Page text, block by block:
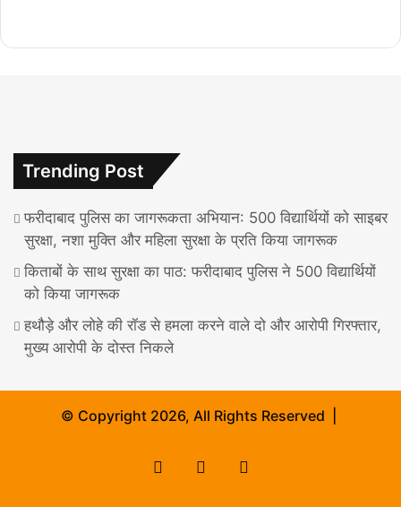
Trending Post
फरीदाबाद पुलिस का जागरूकता अभियान: 500 विद्यार्थियों को साइबर
सुरक्षा, नशा मुक्ति और महिला सुरक्षा के प्रति किया जागरूक
किताबों के साथ सुरक्षा का पाठ: फरीदाबाद पुलिस ने 500 विद्यार्थियों
को किया जागरूक
हथौड़े और लोहे की रॉड से हमला करने वाले दो और आरोपी गिरफ्तार,
मुख्य आरोपी के दोस्त निकले
© Copyright 2026, All Rights Reserved |
Facebook